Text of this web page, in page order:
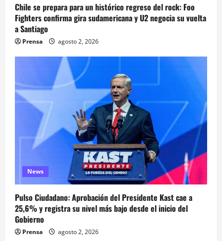
Chile se prepara para un histórico regreso del rock: Foo
Fighters confirma gira sudamericana y U2 negocia su vuelta
a Santiago
Prensa agosto 2, 2026
News
Pulso Ciudadano: Aprobación del Presidente Kast cae a
25,6% y registra su nivel más bajo desde el inicio del
Gobierno
Prensa agosto 2, 2026